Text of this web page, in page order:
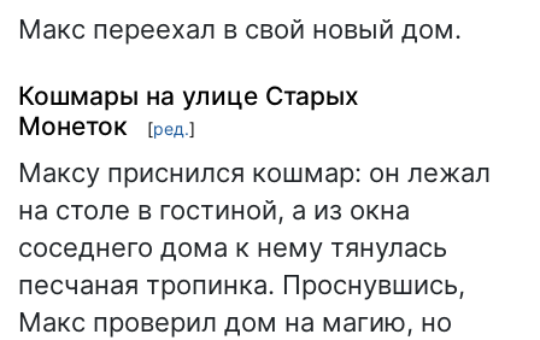
Макс переехал в свой новый дом.
Кошмары на улице Старых
Монеток
[ред.]
Максу приснился кошмар: он лежал
на столе в гостиной, а из окна
соседнего дома к нему тянулась
песчаная тропинка. Проснувшись,
Макс проверил дом на магию, но